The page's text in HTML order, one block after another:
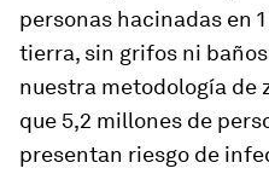
personas hacinadas en
tierra, sin grifos ni
nuestra metodología de
que 5,2 millones de
presentan riesgo de